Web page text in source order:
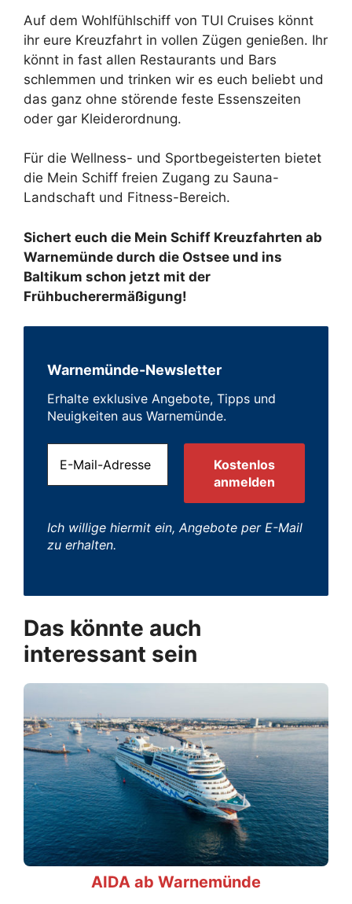
Auf dem Wohlfühlschiff von TUI Cruises könnt
ihr eure Kreuzfahrt in vollen Zügen genießen. Ihr
könnt in fast allen Restaurants und Bars
schlemmen und trinken wir es euch beliebt und
das ganz ohne störende feste Essenszeiten
oder gar Kleiderordnung.
Für die Wellness- und Sportbegeisterten bietet
die Mein Schiff freien Zugang zu Sauna-
Landschaft und Fitness-Bereich.
Sichert euch die Mein Schiff Kreuzfahrten ab
Warnemünde durch die Ostsee und ins
Baltikum schon jetzt mit der
Frühbucherermäßigung!
Warnemünde-Newsletter
Erhalte exklusive Angebote, Tipps und
Neuigkeiten aus Warnemünde.
Ich willige hiermit ein, Angebote per E-Mail
zu erhalten.
Das könnte auch
interessant sein
AIDA ab Warnemünde